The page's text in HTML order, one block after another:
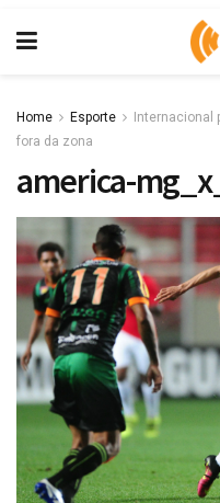
Home Esporte
Internacional
fora da zona
america-